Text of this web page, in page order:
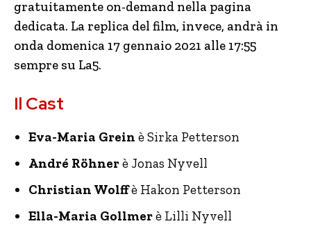
gratuitamente on-demand nella pagina
dedicata. La replica del film, invece, andrà in
onda domenica 17 gennaio 2021 alle 17:55
sempre su La5.
Il Cast
Eva-Maria Grein è Sirka Petterson
André Röhnerè Jonas Nyvell
Christian Wolffè Hakon Petterson
Ella-Maria Gollmerè Lilli Nyvell